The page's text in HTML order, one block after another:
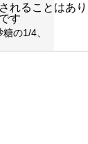
の1/4、
れることはあり
す